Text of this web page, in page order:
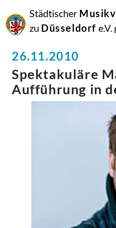
Städtischer
zu Düsseldorf
26.11.2010
Spektakuläre
Aufführung in